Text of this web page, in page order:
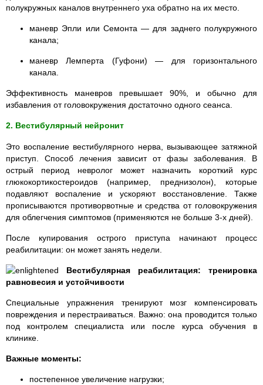
полукружных каналов внутреннего уха обратно на их место.
маневр Эпли или Семонта — для заднего полукружного
канала;
маневр Лемперта (Гуфони) — для горизонтального
канала.
Эффективность маневров превышает 90%, и обычно для
избавления от головокружения достаточно одного сеанса.
2. Вестибулярный нейронит
Это воспаление вестибулярного нерва, вызывающее затяжной
приступ. Способ лечения зависит от фазы заболевания. В
острый период неврологможет назначить короткий курс
глюкокортикостероидов (например, преднизолон), которые
подавляют воспаление и ускоряют восстановление. Также
прописываются противорвотные и средства от головокружения
для облегчения симптомов (применяются не больше 3-х дней).
После купирования острого приступа начинают процесс
реабилитации: он может занять недели.
Вестибулярная реабилитация: тренировка
равновесия и устойчивости
Специальные упражнения тренируют мозг компенсировать
повреждения и перестраиваться. Важно: она проводится только
под контролем специалиста или после курса обучения в
клинике.
Важные моменты:
постепенное увеличение нагрузки;